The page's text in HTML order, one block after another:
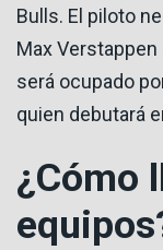
Bulls. El piloto
Max
será ocupado
quien debutará
¿Cómo